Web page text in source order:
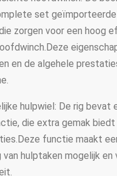
set geïmporteerde
zorgen voor een hoog
en de algehele
hulpwiel: De rig bevat
die extra gemak
functie maakt
van hulptaken mogelijk en